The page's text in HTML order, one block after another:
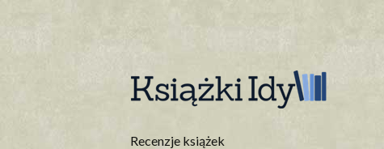
Recenzje książek